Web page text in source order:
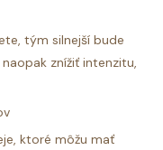
tým silnejší bude
znížiť intenzitu,
ktoré môžu mať